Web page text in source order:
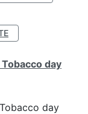
day
day